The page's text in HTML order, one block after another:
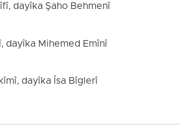
dayîka Şaho Behmenî
dayîka Mihemed Emînî
dayîka Îsa Bîglerî